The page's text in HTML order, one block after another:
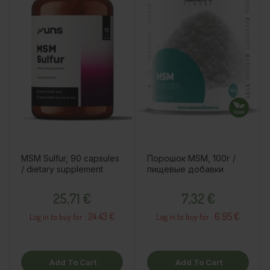
MSM Sulfur, 90 capsules
/ dietary supplement
25,71 €
Log in to buy for : 24.43 €
Add To Cart
Порошок MSM, 100г /
пищевые добавки
7,32 €
Log in to buy for : 6.95 €
Add To Cart